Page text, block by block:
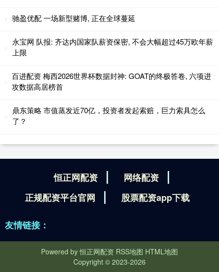
驰盈优配 一场新型赌博, 正在全球蔓延
永宝网 队报: 齐达内国家队薪资保密, 不会大幅超过45万欧年薪
上限
百进配资 梅西2026世界杯数据封神: GOAT的终极答卷, 六项进
攻数据高居榜首
鼎东策略 市值蒸发近70亿，投资者发起索赔，巨力索具怎么
了？
恒正网配资
网络配资
正规配资平台官网
股票配资app下载
友情链接：
Powered by恒正网配资 RSS地图 HTML地图
Copyright © 2023-2026